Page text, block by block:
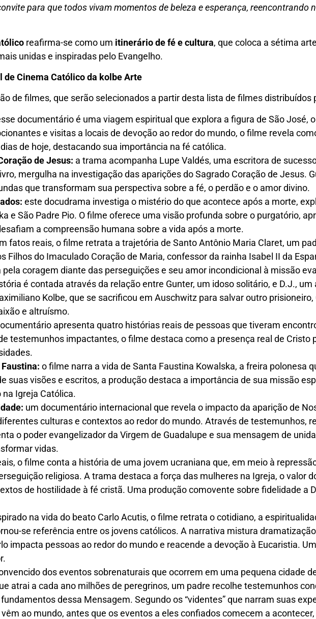
para que todos vivam momentos de beleza e esperança, reencontrando
reafirma-se como um itinerário de fé e cultura, que coloca a sétima
unidas e inspiradas pelo Evangelho.
de Cinema Católico da kolbe Arte
de filmes, que serão selecionados a partir desta lista de filmes distribuídos
documentário é uma viagem espiritual que explora a figura de São José,
e visitas a locais de devoção ao redor do mundo, o filme revela
de hoje, destacando sua importância na fé católica.
de Jesus: a trama acompanha Lupe Valdés, uma escritora de
mergulha na investigação das aparições do Sagrado Coração de Jesus.
que transformam sua perspectiva sobre a fé, o perdão e o amor divino.
este docudrama investiga o mistério do que acontece após a morte,
e São Padre Pio. O filme oferece uma visão profunda sobre o purgatório,
a compreensão humana sobre a vida após a morte.
fatos reais, o filme retrata a trajetória de Santo Antônio Maria Claret, um
Filhos do Imaculado Coração de Maria, confessor da rainha Isabel II da
coragem diante das perseguições e seu amor incondicional à missão
é contada através da relação entre Gunter, um idoso solitário, e D.J.,
Kolbe, que se sacrificou em Auschwitz para salvar outro
e altruísmo.
apresenta quatro histórias reais de pessoas que tiveram
testemunhos impactantes, o filme destaca como a presença real de Cristo
o filme narra a vida de Santa Faustina Kowalska, a freira polonesa
suas visões e escritos, a produção destaca a importância de sua missão
Igreja Católica.
um documentário internacional que revela o impacto da aparição de
culturas e contextos ao redor do mundo. Através de testemunhos,
o poder evangelizador da Virgem de Guadalupe e sua mensagem de
vidas.
o filme conta a história de uma jovem ucraniana que, em meio à
religiosa. A trama destaca a força das mulheres na Igreja, o valor
de hostilidade à fé cristã. Uma produção comovente sobre fidelidade a
na vida do beato Carlo Acutis, o filme retrata o cotidiano, a
se referência entre os jovens católicos. A narrativa mistura
impacta pessoas ao redor do mundo e reacende a devoção à Eucaristia.
dos eventos sobrenaturais que ocorrem em uma pequena cidade
atrai a cada ano milhões de peregrinos, um padre recolhe testemunhos
dessa Mensagem. Segundo os “videntes” que narram suas
ao mundo, antes que os eventos a eles confiados comecem a